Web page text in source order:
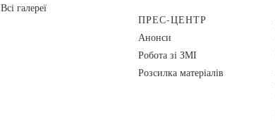
Всі галереї
ПРЕС-ЦЕНТР
Анонси
Робота зі ЗМІ
Розсилка матеріалів